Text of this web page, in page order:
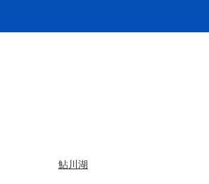
鮎川湖